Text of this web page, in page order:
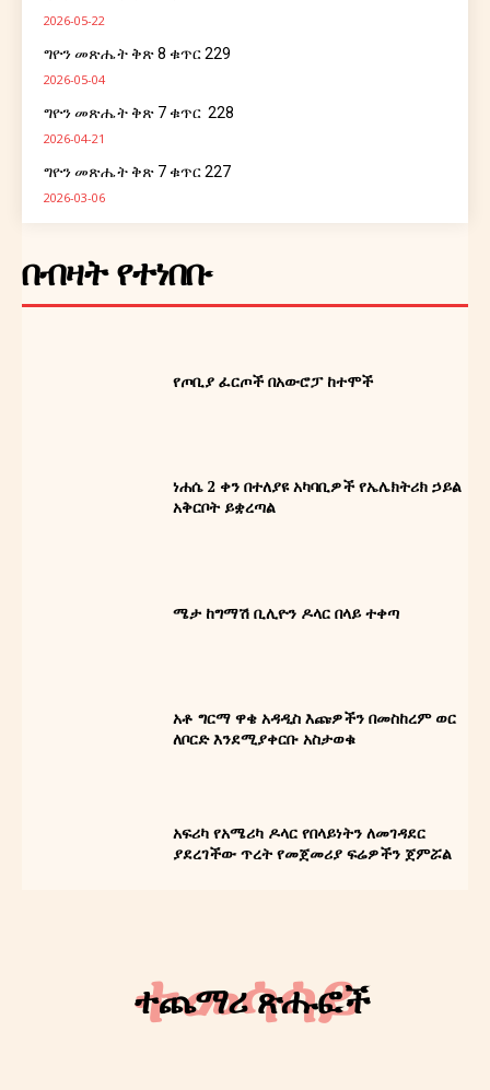
2026-05-22
ግዮን መጽሔት ቅጽ 8 ቁጥር 229
2026-05-04
ግዮን መጽሔት ቅጽ 7 ቁጥር 228
2026-04-21
ግዮን መጽሔት ቅጽ 7 ቁጥር 227
2026-03-06
በብዛት የተነበቡ
የጦቢያ ፈርጦች በአውሮፓ ከተሞች
ነሐሴ 2 ቀን በተለያዩ አካባቢዎች የኤሌክትሪክ ኃይል
አቅርቦት ይቋረጣል
ሜታ ከግማሽ ቢሊዮን ዶላር በላይ ተቀጣ
አቶ ግርማ ዋቄ አዳዲስ እጩዎችን በመስከረም ወር
ለቦርድ እንደሚያቀርቡ አስታወቁ
አፍሪካ የአሜሪካ ዶላር የበላይነትን ለመገዳደር
ያደረገችው ጥረት የመጀመሪያ ፍሬዎችን ጀምሯል
ተጨማሪ ጽሑፎች
ተመሳሳይ